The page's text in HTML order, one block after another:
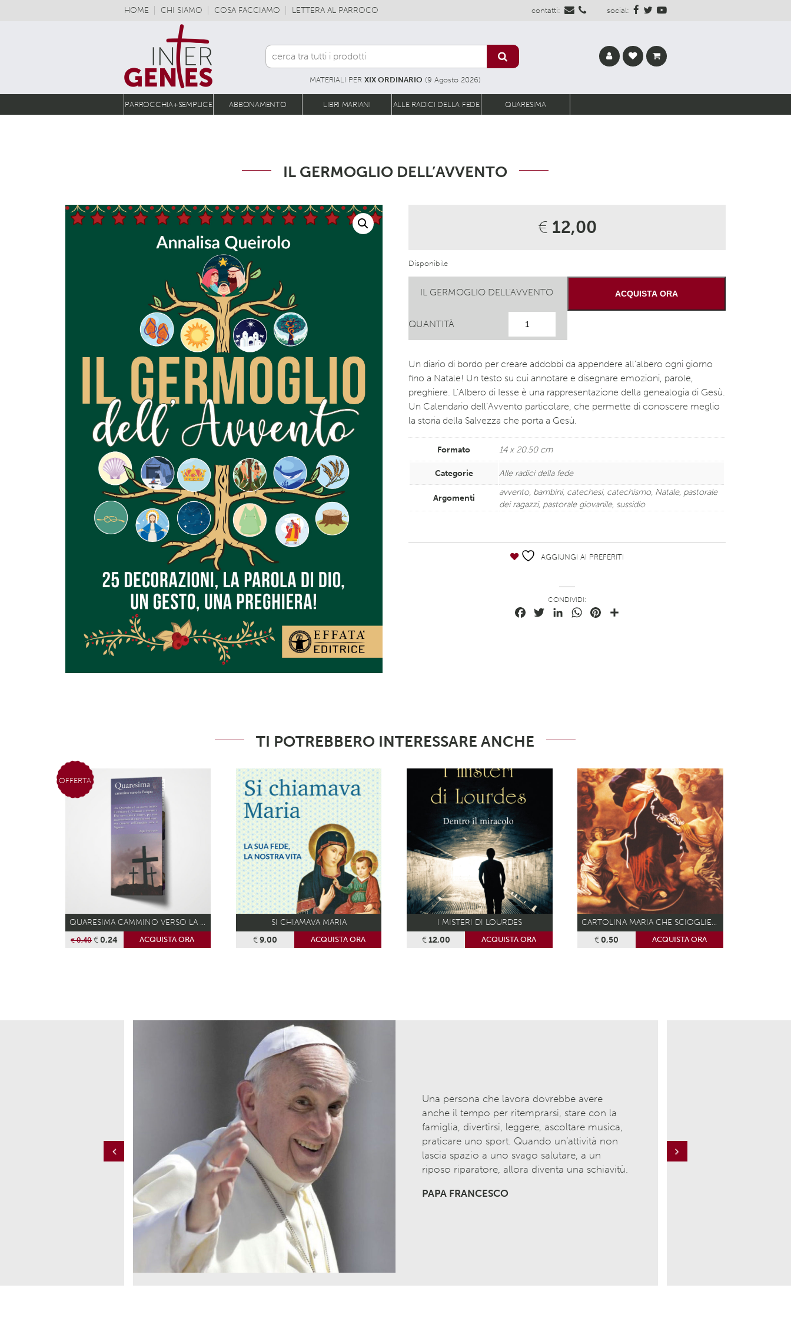
HOME CHI SIAMO COSA FACCIAMO LETTERA AL PARROCO social:
contatti:
MATERIALI PERXIX ORDINARIO (9 Agosto 2026)
PARROCCHIA+SEMPLICE ABBONAMENTO LIBRI MARIANI ALLE RADICI DELLA FEDE QUARESIMA
IL GERMOGLIO DELL’AVVENTO
€ 12,00
Disponibile
IL GERMOGLIO DELL'AVVENTO
QUANTITÀ
ACQUISTA ORA
Un diario di bordo per creare addobbi da appendere all’albero ogni giorno
fino a Natale! Un testo su cui annotare e disegnare emozioni, parole,
preghiere. L’Albero di Iesse è una rappresentazione della genealogia di Gesù.
Un Calendario dell’Avvento particolare, che permette di conoscere meglio
la storia della Salvezza che porta a Gesù.
Formato 14 x 20.50 cm
Categorie Alle radici della fede
Argomenti
avvento, bambini, catechesi, catechismo, Natale, pastorale
dei ragazzi, pastorale giovanile, sussidio
AGGIUNGI AI PREFERITI
CONDIVIDI:
FacebookTwitterLinkedInWhatsAppPinterest
TI POTREBBERO INTERESSARE ANCHE
OFFERTA
QUARESIMA CAMMINO VERSO LA PASQUA
€0,40 €0,24 ACQUISTA ORA
SI CHIAMAVA MARIA
€9,00 ACQUISTA ORA
I MISTERI DI LOURDES
€12,00 ACQUISTA ORA
CARTOLINA MARIA CHE SCIOGLIE I NODI
€0,50 ACQUISTA ORA
Una persona che lavora dovrebbe avere
anche il tempo per ritemprarsi, stare con la
famiglia, divertirsi, leggere, ascoltare musica,
praticare uno sport. Quando un’attività non
lascia spazio a uno svago salutare, a un
riposo riparatore, allora diventa una schiavitù.
PAPA FRANCESCO